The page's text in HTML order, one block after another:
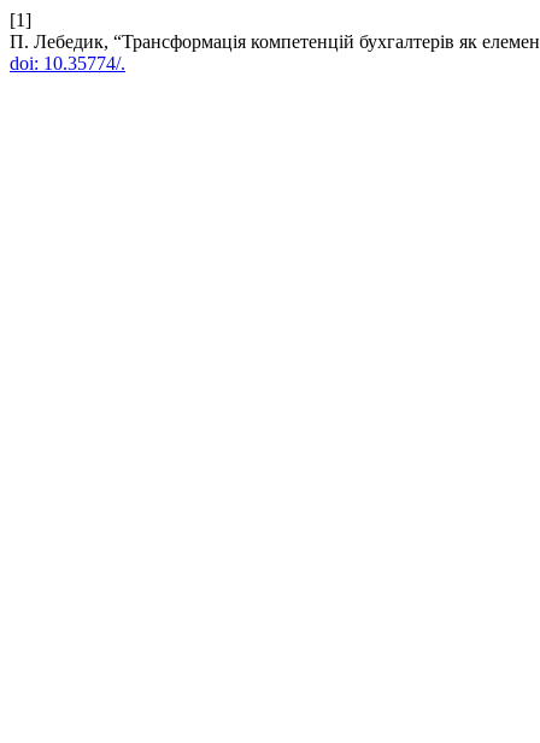
[1]
П. Лебедик, “Трансформація компетенцій бухгалтерів як
doi: 10.35774/.